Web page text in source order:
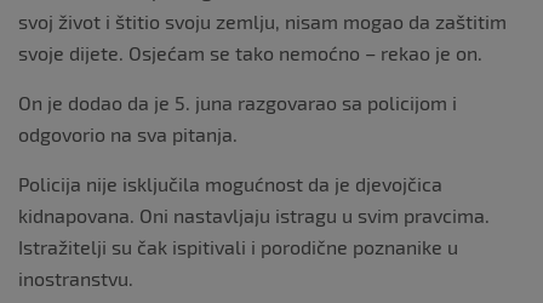
svoj život i štitio svoju zemlju, nisam mogao da zaštitim
svoje dijete. Osjećam se tako nemoćno – rekao je on.
On je dodao da je 5. juna razgovarao sa policijom i
odgovorio na sva pitanja.
Policija nije isključila mogućnost da je djevojčica
kidnapovana. Oni nastavljaju istragu u svim pravcima.
Istražitelji su čak ispitivali i porodične poznanike u
inostranstvu.